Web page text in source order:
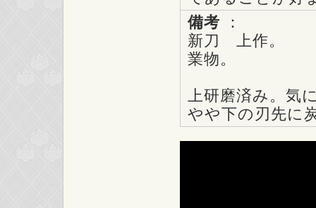
備考 ：
新刀 上作。
業物。
上研磨済み。気
やや下の刃先に